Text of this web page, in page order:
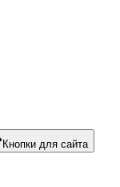
Кнопки для сайта